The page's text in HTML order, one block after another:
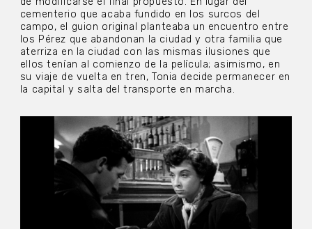
cementerio que acaba fundido en los surcos del
campo, el guion original planteaba un encuentro entre
los Pérez que abandonan la ciudad y otra familia que
aterriza en la ciudad con las mismas ilusiones que
ellos tenían al comienzo de la película; asimismo, en
su viaje de vuelta en tren, Tonia decide permanecer en
la capital y salta del transporte en marcha.